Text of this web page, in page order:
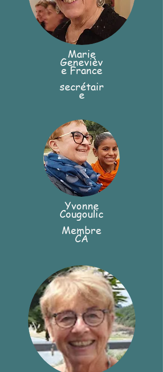
Marie
Genevièv
e France
secrétair
e
Yvonne
Cougoulic
Membre
CA